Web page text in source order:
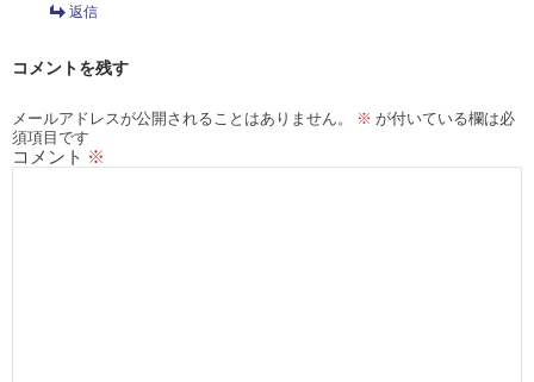
返信
コメントを残す
メールアドレスが公開されることはありません。 ※ が付いている欄は必
須項目です
コメント ※